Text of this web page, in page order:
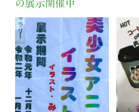
の展示開催中